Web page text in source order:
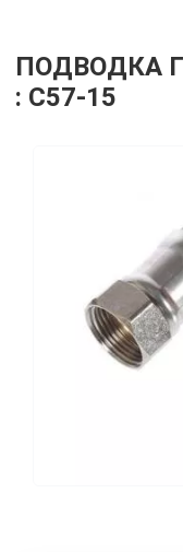
ПОДВОДКА
: C57-15